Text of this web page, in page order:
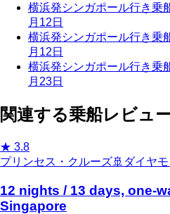
横浜発シンガポール行き乗
月12日
横浜発シンガポール行き乗
月12日
横浜発シンガポール行き乗
月23日
関連する乗船レビュ
★ 3.8
プリンセス・クルーズ🚢 ダイヤ
12 nights / 13 days, one-
Singapore